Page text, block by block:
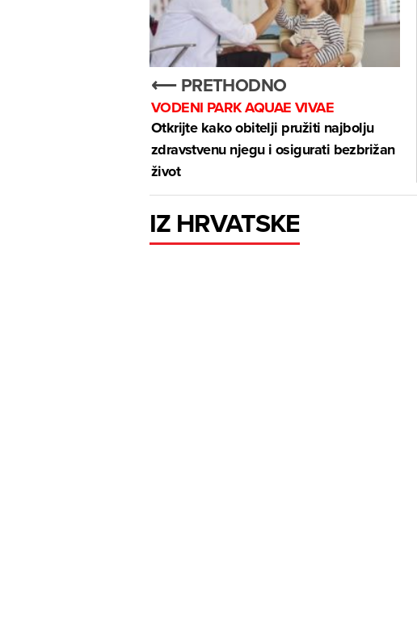
⟵ PRETHODNO
VODENI PARK AQUAE VIVAE
Otkrijte kako obitelji pružiti najbolju
zdravstvenu njegu i osigurati bezbrižan
život
IZ HRVATSKE